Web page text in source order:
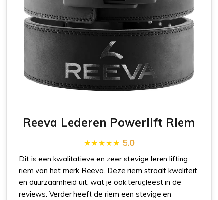
Reeva Lederen Powerlift Riem
5.0
Dit is een kwalitatieve en zeer stevige leren lifting
riem van het merk Reeva. Deze riem straalt kwaliteit
en duurzaamheid uit, wat je ook terugleest in de
reviews. Verder heeft de riem een stevige en